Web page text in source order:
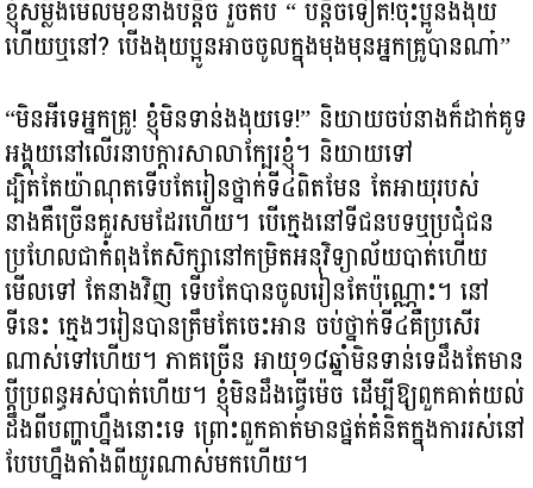
ខ្ញុំសម្លឹងមើលមុខនាងបន្តិច រួចតប “​ បន្តិចទៀត!ចុះប្អូនងងុយ
ហើយឬនៅ? បើងងុយប្អូនអាចចូលក្នុងមុងមុនអ្នកគ្រូបានណា៎”
“មិនអីទេអ្នកគ្រូ! ខ្ញុំមិនទាន់ងងុយទេ!” និយាយចប់នាងក៏ដាក់គូទ
អង្គុយនៅលើរនាបក្តារសាលាក្បែរខ្ញុំ។ និយាយទៅ
ដ្បិតតែយ៉ាណុតទើបតែរៀនថ្នាក់ទី៤ពិតមែន តែអាយុរបស់
នាងគឺច្រើនគួរសមដែរហើយ។ បើក្មេងនៅទីជនបទឬប្រជុំជន
ប្រហែលជាកំពុងតែសិក្សានៅកម្រិតអនុវិទ្យាល័យបាត់ហើយ
មើលទៅ តែនាងវិញ ទើបតែបានចូលរៀនតែប៉ុណ្ណោះ។ នៅ
ទីនេះ ក្មេងៗរៀនបានត្រឹមតែចេះអាន ចប់ថ្នាក់ទី៤គឺប្រសើរ
ណាស់ទៅហើយ។ ភាគច្រើន អាយុ១៨ឆ្នាំមិនទាន់ទេដឹងតែមាន
ប្តីប្រពន្ធអស់បាត់ហើយ។ ខ្ញុំមិនដឹងធ្វើម៉េច ដើម្បីឱ្យពួកគាត់យល់
ដឹងពីបញ្ហាហ្នឹងនោះទេ ព្រោះពួកគាត់មានផ្នត់គំនិតក្នុងការរស់នៅ
បែបហ្នឹងតាំងពីយូរណាស់មកហើយ។